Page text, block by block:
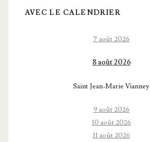
AVEC LE CALENDRIER
7 août 2026
8 août 2026
Saint Jean-Marie Vianney
9 août 2026
10 août 2026
11 août 2026